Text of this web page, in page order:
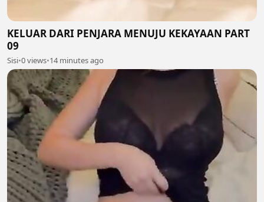
KELUAR DARI PENJARA MENUJU KEKAYAAN PART
09
Sisi•0 views•14 minutes ago